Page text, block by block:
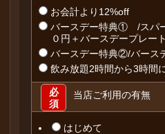
お会計より12%off
バースデー特典① /スパ
０円＋バースデープレート
バースデー特典②/バース
飲み放題2時間から3時間
当店ご利用の有無
必
須
はじめて